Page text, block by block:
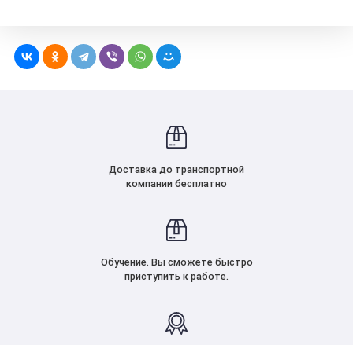
Доставка до транспортной
компании бесплатно
Обучение. Вы сможете быстро
приступить к работе.